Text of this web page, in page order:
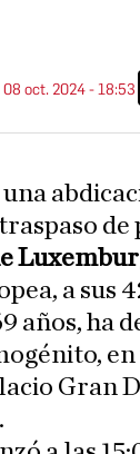
oct. 2024 - 18:53
de
a sus
años, ha
Gran